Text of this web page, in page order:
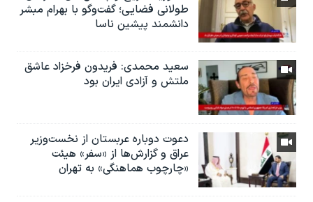
طولانی فضایی؛ گفت‌وگو با بهرام مبشر
دانشمند پیشین ناسا
سعید محمدی: فریدون فرخزاد عاشق
ملتش و آزادی ایران بود
دعوت دوباره عربستان از نخست‌وزیر
عراق و گزارش‌ها از «سفر» هیئت
«چارچوب هماهنگی» به تهران